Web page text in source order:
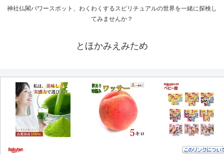
神社仏閣パワースポット、わくわくするスピリチュアルの世界を一緒に探検し
てみませんか？
とほかみえみため